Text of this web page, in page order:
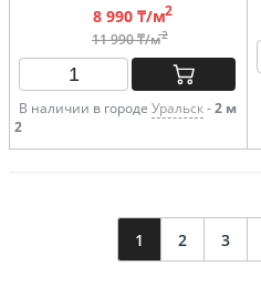
8 990 ₸/м2
11 990 ₸/м2
В наличии в городе Уральск-2 м
2
1 2 3